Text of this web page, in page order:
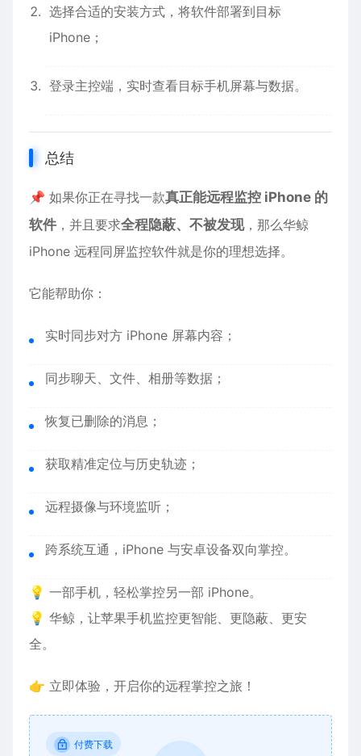
选择合适的安装方式，将软件部署到目标
iPhone；
登录主控端，实时查看目标手机屏幕与数据。
总结
📌 如果你正在寻找一款真正能远程监控 iPhone 的
软件 ，并且要求全程隐蔽、不被发现，那么华鲸
iPhone 远程同屏监控软件就是你的理想选择。
它能帮助你：
实时同步对方 iPhone 屏幕内容；
同步聊天、文件、相册等数据；
恢复已删除的消息；
获取精准定位与历史轨迹；
远程摄像与环境监听；
跨系统互通，iPhone 与安卓设备双向掌控。
💡 一部手机，轻松掌控另一部 iPhone。
💡 华鲸，让苹果手机监控更智能、更隐蔽、更安
全。
👉 立即体验，开启你的远程掌控之旅！
付费下载